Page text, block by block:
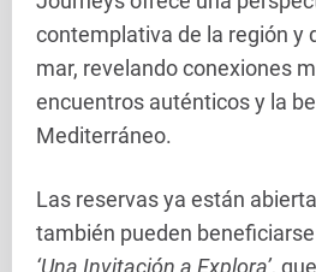
contemplativa de la región y
mar, revelando conexiones
encuentros auténticos y la
Mediterráneo.
Las reservas ya están
también pueden
‘Una Invitación a Explora’,